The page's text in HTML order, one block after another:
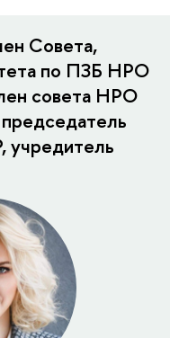
Совета,
по ПЗБ НРО
совета НРО